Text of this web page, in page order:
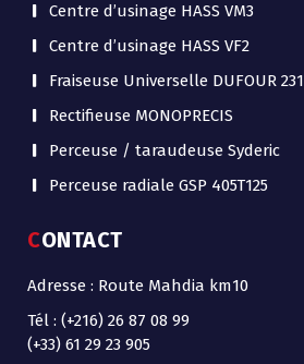
Centre d’usinage HASS VM3
Centre d’usinage HASS VF2
Fraiseuse Universelle DUFOUR 231
Rectifieuse MONOPRECIS
Perceuse / taraudeuse Syderic
Perceuse radiale GSP 405T125
CONTACT
Adresse : Route Mahdia km10
Tél : (+216) 26 87 08 99
(+33) 61 29 23 905